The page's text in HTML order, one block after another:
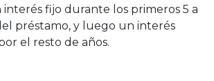
fijo durante los primeros 5 a
préstamo, y luego un interés
el resto de años.